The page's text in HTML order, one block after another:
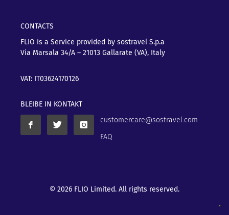
CONTACTS
FLIO is a Service provided by sostravel S.p.a
Via Marsala 34/A – 21013 Gallarate (VA), Italy
VAT: IT03624170126
BLEIBE IN KONTAKT
customercare@sostravel.com
FAQ
© 2026 FLIO Limited. All rights reserved.